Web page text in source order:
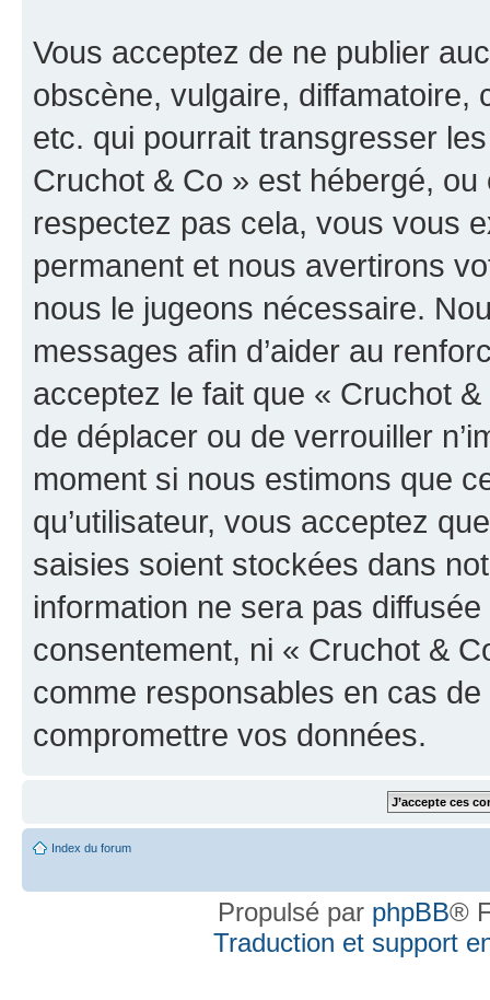
Vous acceptez de ne publier
obscène, vulgaire, diffamatoire,
etc. qui pourrait transgresser
Cruchot & Co » est hébergé,
respectez pas cela, vous vous
permanent et nous avertirons
nous le jugeons nécessaire.
messages afin d’aider au
acceptez le fait que « Cruchot
de déplacer ou de verrouiller
moment si nous estimons que
qu’utilisateur, vous acceptez
saisies soient stockées dans
information ne sera pas
consentement, ni « Cruchot &
comme responsables en cas
compromettre vos données.
Index du forum
Propulsé par phpBB®
Traduction et support